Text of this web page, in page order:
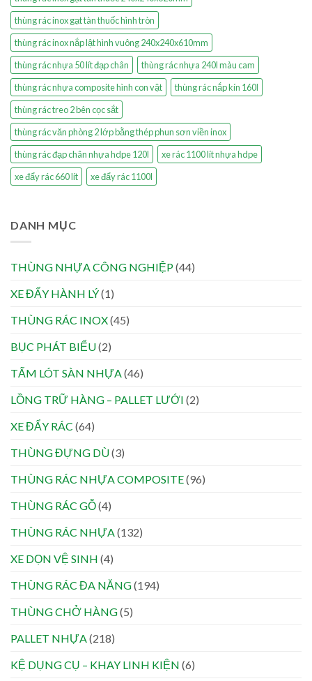
thùng rác inox gạt tàn thuốc hình tròn
thùng rác inox nắp lật hình vuông 240x240x610mm
thùng rác nhựa 50 lít đạp chân
thùng rác nhựa 240l màu cam
thùng rác nhựa composite hình con vật
thùng rác nắp kín 160l
thùng rác treo 2 bên cọc sắt
thùng rác văn phòng 2 lớp bằng thép phun sơn viền inox
thùng rác đạp chân nhựa hdpe 120l
xe rác 1100 lít nhựa hdpe
xe đẩy rác 660 lít
xe đẩy rác 1100l
DANH MỤC
THÙNG NHỰA CÔNG NGHIỆP(44)
XE ĐẨY HÀNH LÝ(1)
THÙNG RÁC INOX(45)
BỤC PHÁT BIỂU(2)
TẤM LÓT SÀN NHỰA(46)
LỒNG TRỮ HÀNG – PALLET LƯỚI (2)
XE ĐẨY RÁC (64)
THÙNG ĐỰNG DÙ(3)
THÙNG RÁC NHỰA COMPOSITE(96)
THÙNG RÁC GỖ(4)
THÙNG RÁC NHỰA(132)
XE DỌN VỆ SINH (4)
THÙNG RÁC ĐA NĂNG(194)
THÙNG CHỞ HÀNG(5)
PALLET NHỰA(218)
KỆ DỤNG CỤ – KHAY LINH KIỆN (6)